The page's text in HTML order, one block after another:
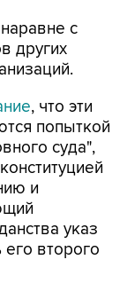
с
других
, что эти
попыткой
суда",
и
указ
второго